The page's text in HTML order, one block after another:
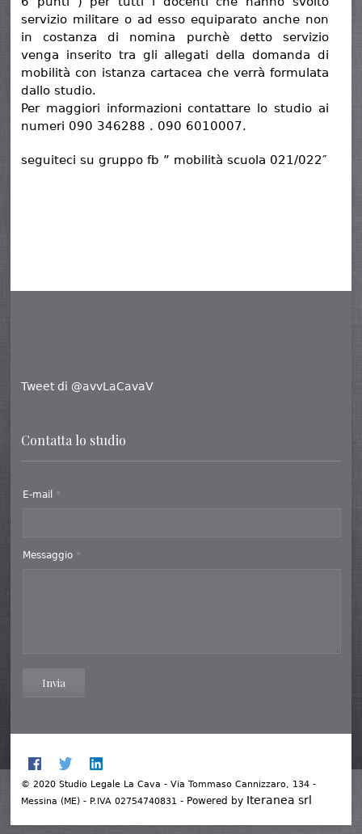
servizio militare o ad esso equiparato anche non
in costanza di nomina purchè detto servizio
venga inserito tra gli allegati della domanda di
mobilità con istanza cartacea che verrà formulata
dallo studio.
Per maggiori informazioni contattare lo studio ai
numeri 090 346288 . 090 6010007.
seguiteci su gruppo fb ” mobilità scuola 021/022″
Tweet di @avvLaCavaV
Contatta lo studio
E-mail *
Messaggio *
Invia
© 2020 Studio Legale La Cava - Via Tommaso Cannizzaro, 134 -
Messina (ME) - P.IVA 02754740831 - Powered by Iteranea srl